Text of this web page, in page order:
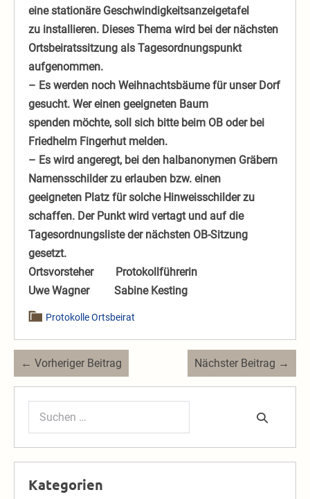
eine stationäre Geschwindigkeitsanzeigetafel
zu installieren. Dieses Thema wird bei der nächsten
Ortsbeiratssitzung als Tagesordnungspunkt
aufgenommen.
– Es werden noch Weihnachtsbäume für unser Dorf
gesucht. Wer einen geeigneten Baum
spenden möchte, soll sich bitte beim OB oder bei
Friedhelm Fingerhut melden.
– Es wird angeregt, bei den halbanonymen Gräbern
Namensschilder zu erlauben bzw. einen
geeigneten Platz für solche Hinweisschilder zu
schaffen. Der Punkt wird vertagt und auf die
Tagesordnungsliste der nächsten OB-Sitzung
gesetzt.
Ortsvorsteher Protokollführerin
Uwe Wagner Sabine Kesting
Protokolle Ortsbeirat
Beitragsnavigation
← Vorheriger Beitrag Nächster Beitrag →
Suchen
Kategorien